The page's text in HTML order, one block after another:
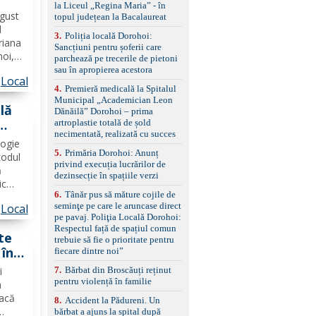
La
Local
Local
împreună cu un set de
anvelope de iarnă.
la Liceul „Regina Maria” - în
topul județean la Bacalaureat
3. Poliția locală Dorohoi:
Sancțiuni pentru șoferii care
parchează pe trecerile de pietoni
sau în apropierea acestora
4. Premieră medicală la Spitalul
Municipal „Academician Leon
Dănăilă” Dorohoi – prima
artroplastie totală de șold
necimentată, realizată cu succes
5. Primăria Dorohoi: Anunț
privind execuția lucrărilor de
dezinsecție în spațiile verzi
6. Tânăr pus să măture cojile de
seminţe pe care le aruncase direct
pe pavaj. Poliţia Locală Dorohoi:
Respectul față de spațiul comun
trebuie să fie o prioritate pentru
fiecare dintre noi”
7. Bărbat din Broscăuți reținut
pentru violență în familie
8. Accident la Pădureni. Un
bărbat a ajuns la spital după